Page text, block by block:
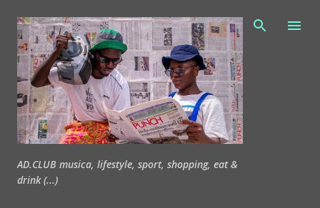
Passa ai contenuti principali
AD.CLUB musica, lifestyle, sport, shopping, eat &
drink (...)